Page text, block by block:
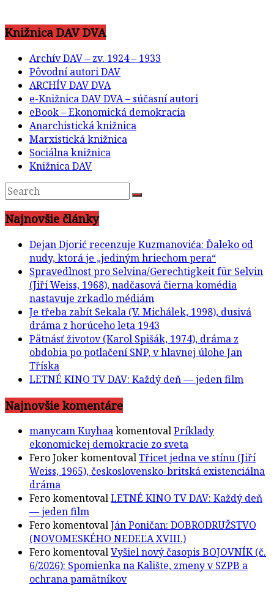
Knižnica DAV DVA
Archív DAV – zv. 1924 – 1933
Pôvodní autori DAV
ARCHÍV DAV DVA
e-Knižnica DAV DVA – súčasní autori
eBook – Ekonomická demokracia
Anarchistická knižnica
Marxistická knižnica
Sociálna knižnica
Knižnica DAV
Najnovšie články
Dejan Djorić recenzuje Kuzmanovića: Ďaleko od
nudy, ktorá je „jediným hriechom pera“
Spravedlnost pro Selvina/Gerechtigkeit für Selvin
(Jiří Weiss, 1968), nadčasová čierna komédia
nastavuje zrkadlo médiám
Je třeba zabít Sekala (V. Michálek, 1998), dusivá
dráma z horúceho leta 1943
Pätnásť životov (Karol Spišák, 1974), dráma z
obdobia po potlačení SNP, v hlavnej úlohe Jan
Tříska
LETNÉ KINO TV DAV: Každý deň — jeden film
Najnovšie komentáre
manycam KuyhaakomentovalPríklady
ekonomickej demokracie zo sveta
Fero JokerkomentovalTřicet jedna ve stínu (Jiří
Weiss, 1965), československo-britská existenciálna
dráma
FerokomentovalLETNÉ KINO TV DAV: Každý deň
— jeden film
FerokomentovalJán Poničan: DOBRODRUŽSTVO
(NOVOMESKÉHO NEDEĽA XVIII.)
FerokomentovalVyšiel nový časopis BOJOVNÍK (č.
6/2026): Spomienka na Kalište, zmeny v SZPB a
ochrana pamätníkov